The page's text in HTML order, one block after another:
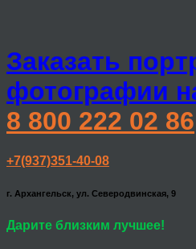
Заказать
фотографии
8 800 222 02 86
+7(937)351-40-08
г. Архангельск, ул. Северодвинская, 9
Дарите близким лучшее!